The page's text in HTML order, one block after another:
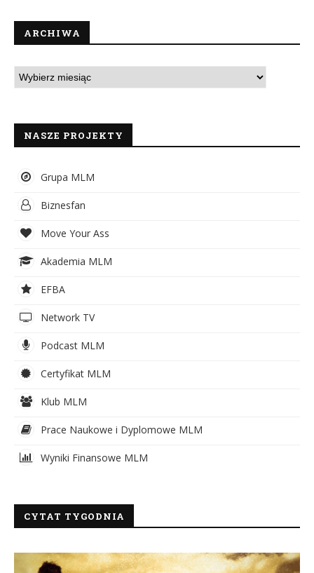
ARCHIWA
NASZE PROJEKTY
Grupa MLM
Biznesfan
Move Your Ass
Akademia MLM
EFBA
Network TV
Podcast MLM
Certyfikat MLM
Klub MLM
Prace Naukowe i Dyplomowe MLM
Wyniki Finansowe MLM
CYTAT TYGODNIA